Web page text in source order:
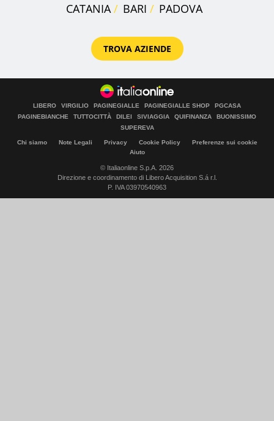
CATANIA
BARI PADOVA
TROVA AZIENDE
LIBERO VIRGILIO PAGINEGIALLE PAGINEGIALLE SHOP
PGCASA
PAGINEBIANCHE
TUTTOCITTÀ DILEI SIVIAGGIA QUIFINANZA
BUONISSIMO
SUPEREVA
Chi siamo Note Legali Privacy Cookie Policy
Preferenze sui cookie
Aiuto
© Italiaonline S.p.A. 2026
Direzione e coordinamento di Libero Acquisition S.á r.l.
P. IVA 03970540963